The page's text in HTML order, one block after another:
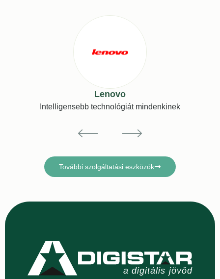
Lenovo
Intelligensebb technológiát mindenkinek
További szolgáltatási eszközök